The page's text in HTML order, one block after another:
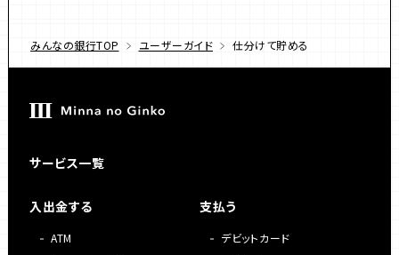
みんなの銀行TOP ユーザーガイド 仕分けて貯める
サービス一覧
入出金する
ATM
支払う
デビットカード